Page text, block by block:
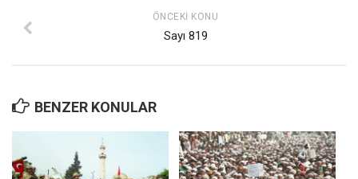
Sağlık
Gıda-Beslenme
Hayat
ÖNCEKI KONU
Sayı 819
BENZER KONULAR